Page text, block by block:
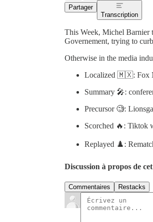
Partager
Transcription
This Week, Michel Barnier
Governement, trying to
Otherwise in the media
Localized 🇲🇽: Fox
Summary 🎤:
Precursor 🧐:
Scorched 🔥: Tiktok
Replayed ♟️:
Discussion à propos de
Commentaires Restacks